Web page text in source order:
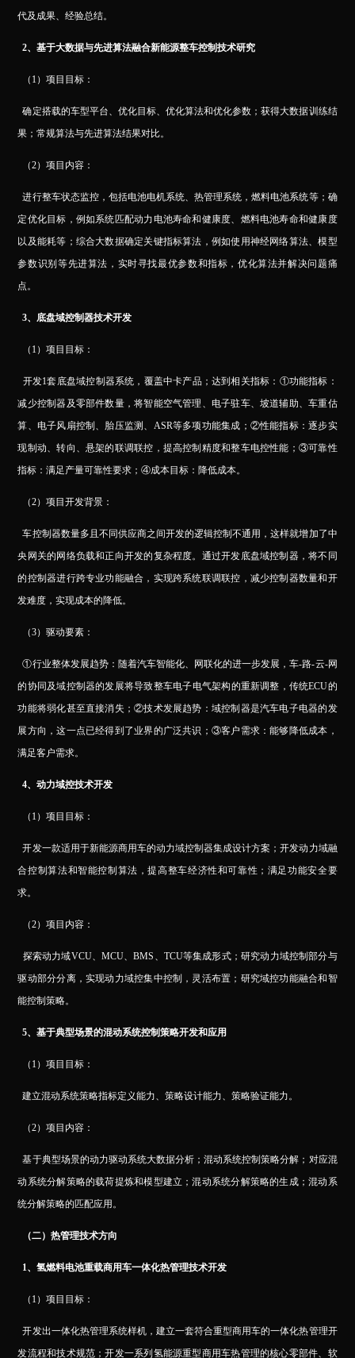
代及成果、经验总结。
2、基于大数据与先进算法融合新能源整车控制技术研究
（1）项目目标：
确定搭载的车型平台、优化目标、优化算法和优化参数；获得大数据训练结
果；常规算法与先进算法结果对比。
（2）项目内容：
进行整车状态监控，包括电池电机系统、热管理系统，燃料电池系统等；确
定优化目标，例如系统匹配动力电池寿命和健康度、燃料电池寿命和健康度
以及能耗等；综合大数据确定关键指标算法，例如使用神经网络算法、模型
参数识别等先进算法，实时寻找最优参数和指标，优化算法并解决问题痛
点。
3、底盘域控制器技术开发
（1）项目目标：
开发1套底盘域控制器系统，覆盖中卡产品；达到相关指标：①功能指标：
减少控制器及零部件数量，将智能空气管理、电子驻车、坡道辅助、车重估
算、电子风扇控制、胎压监测、ASR等多项功能集成；②性能指标：逐步实
现制动、转向、悬架的联调联控，提高控制精度和整车电控性能；③可靠性
指标：满足产量可靠性要求；④成本目标：降低成本。
（2）项目开发背景：
车控制器数量多且不同供应商之间开发的逻辑控制不通用，这样就增加了中
央网关的网络负载和正向开发的复杂程度。通过开发底盘域控制器，将不同
的控制器进行跨专业功能融合，实现跨系统联调联控，减少控制器数量和开
发难度，实现成本的降低。
（3）驱动要素：
①行业整体发展趋势：随着汽车智能化、网联化的进一步发展，车-路-云-网
的协同及域控制器的发展将导致整车电子电气架构的重新调整，传统ECU的
功能将弱化甚至直接消失；②技术发展趋势：域控制器是汽车电子电器的发
展方向，这一点已经得到了业界的广泛共识；③客户需求：能够降低成本，
满足客户需求。
4、动力域控技术开发
（1）项目目标：
开发一款适用于新能源商用车的动力域控制器集成设计方案；开发动力域融
合控制算法和智能控制算法，提高整车经济性和可靠性；满足功能安全要
求。
（2）项目内容：
探索动力域VCU、MCU、BMS、TCU等集成形式；研究动力域控制部分与
驱动部分分离，实现动力域控集中控制，灵活布置；研究域控功能融合和智
能控制策略。
5、基于典型场景的混动系统控制策略开发和应用
（1）项目目标：
建立混动系统策略指标定义能力、策略设计能力、策略验证能力。
（2）项目内容：
基于典型场景的动力驱动系统大数据分析；混动系统控制策略分解；对应混
动系统分解策略的载荷提炼和模型建立；混动系统分解策略的生成；混动系
统分解策略的匹配应用。
（二）热管理技术方向
1、氢燃料电池重载商用车一体化热管理技术开发
（1）项目目标：
开发出一体化热管理系统样机，建立一套符合重型商用车的一体化热管理开
发流程和技术规范；开发一系列氢能源重型商用车热管理的核心零部件、软